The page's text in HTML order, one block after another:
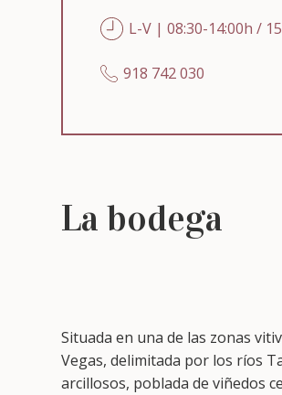
L-V | 08:30-14:00h /
918 742 030
La bodega
Situada en una de las zonas
Vegas, delimitada por los ríos
arcillosos, poblada de viñedos